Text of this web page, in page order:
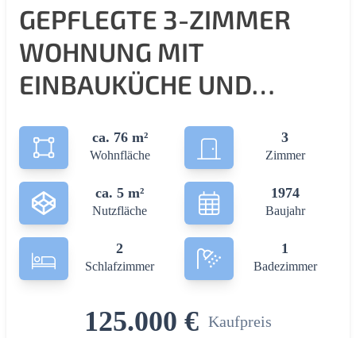
GEPFLEGTE 3-ZIMMER
WOHNUNG MIT
EINBAUKÜCHE UND
LANGENHOLDINGHAUSEN!
ca. 76 m²
Wohnfläche
3
Zimmer
ca. 5 m²
Nutzfläche
1974
Baujahr
2
Schlafzimmer
1
Badezimmer
125.000 € Kaufpreis